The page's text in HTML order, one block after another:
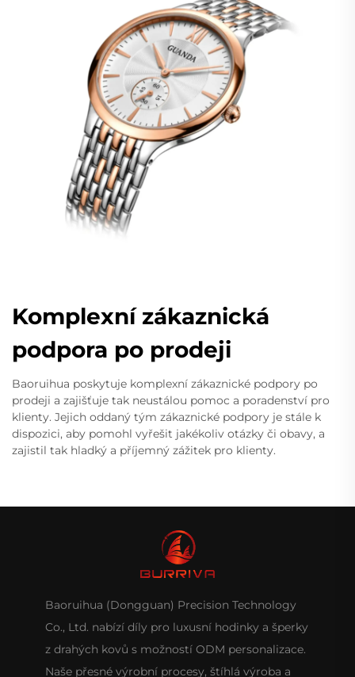
Komplexní zákaznická
podpora po prodeji
Baoruihua poskytuje komplexní zákaznické podpory po
prodeji a zajišťuje tak neustálou pomoc a poradenství pro
klienty. Jejich oddaný tým zákaznické podpory je stále k
dispozici, aby pomohl vyřešit jakékoliv otázky či obavy, a
zajistil tak hladký a příjemný zážitek pro klienty.
Baoruihua (Dongguan) Precision Technology
Co., Ltd. nabízí díly pro luxusní hodinky a šperky
z drahých kovů s možností ODM personalizace.
Naše přesné výrobní procesy, štíhlá výroba a